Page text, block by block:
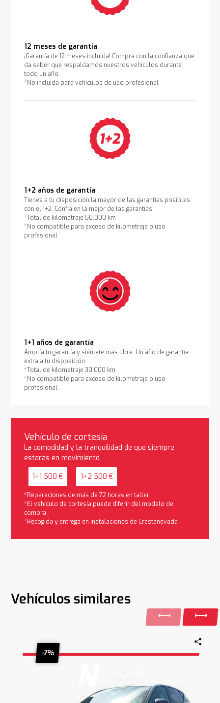
12 meses de garantía
¡Garantía de 12 meses incluida! Compra con la confianza que
da saber que respaldamos nuestros vehículos durante
todo un año.
*No incluida para vehículos de uso profesional
1+2 años de garantía
Tienes a tu disposición la mayor de las garantías posibles
con el 1+2. Confía en la mejor de las garantías.
*Total de kilometraje 50.000 km
*No compatible para exceso de kilometraje o uso
profesional
1+1 años de garantía
Amplía tu garantía y siéntete más libre. Un año de garantía
extra a tu disposición.
*Total de kilometraje 30.000 km
*No compatible para exceso de kilometraje o uso
profesional
Vehículo de cortesía
La comodidad y la tranquilidad de que siempre
estarás en movimiento
1+1 500 € 1+2 500 €
*Reparaciones de más de 72 horas en taller
*El vehículo de cortesía puede diferir del modelo de
compra
*Recogida y entrega en instalaciones de Crestanevada
Vehículos similares
-7%